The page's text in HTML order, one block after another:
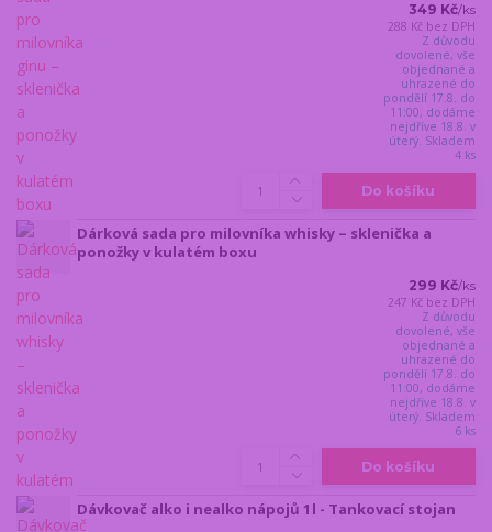
349 Kč/ks
288 Kč bez DPH
Z důvodu
dovolené, vše
objednané a
uhrazené do
pondělí 17.8. do
11:00, dodáme
nejdříve 18.8. v
úterý. Skladem
4 ks
Do košíku
Dárková sada pro milovníka whisky – sklenička a
ponožky v kulatém boxu
299 Kč/ks
247 Kč bez DPH
Z důvodu
dovolené, vše
objednané a
uhrazené do
pondělí 17.8. do
11:00, dodáme
nejdříve 18.8. v
úterý. Skladem
6 ks
Do košíku
Dávkovač alko i nealko nápojů 1l - Tankovací stojan